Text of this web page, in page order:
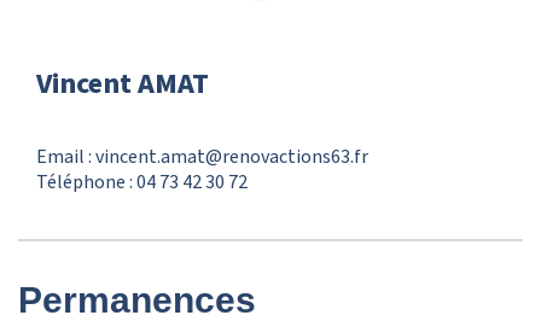
Vincent AMAT
Email : vincent.amat@renovactions63.fr
Téléphone : 04 73 42 30 72
Permanences